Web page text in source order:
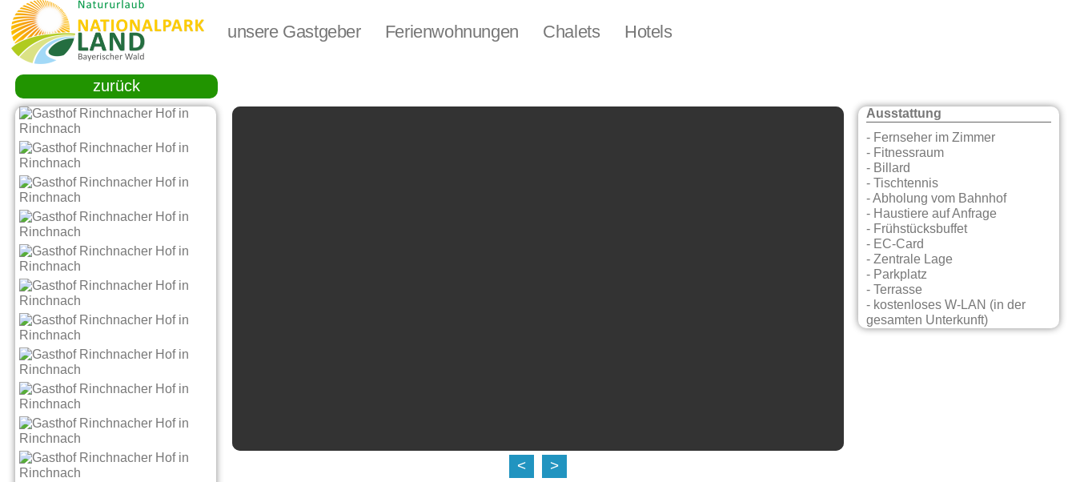
unsere Gastgeber Ferienwohnungen Chalets Hotels
zurück
< >
Ausstattung
- Fernseher im Zimmer
- Fitnessraum
- Billard
- Tischtennis
- Abholung vom Bahnhof
- Haustiere auf Anfrage
- Frühstücksbuffet
- EC-Card
- Zentrale Lage
- Parkplatz
- Terrasse
- kostenloses W-LAN (in der
gesamten Unterkunft)